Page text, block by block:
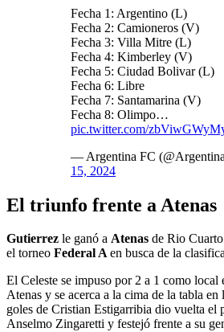
Fecha 1: Argentino (L)
Fecha 2: Camioneros (V)
Fecha 3: Villa Mitre (L)
Fecha 4: Kimberley (V)
Fecha 5: Ciudad Bolivar (L)
Fecha 6: Libre
Fecha 7: Santamarina (V)
Fecha 8: Olimpo…
pic.twitter.com/
— Argentina FC
15, 2024
El triunfo frente a Atenas
Gutierrez le ganó a Atenas de Rio
el torneo Federal Aen busca de la
El Celeste se impuso por 2 a 1 como local
Atenas y se acerca a la cima de la tabla
goles de Cristian Estigarribia dio vuelta el
Anselmo Zingaretti y festejó frente a su